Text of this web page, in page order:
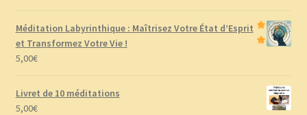
Méditation Labyrinthique : Maîtrisez Votre État d’Esprit
et Transformez Votre Vie !
5,00€
Livret de 10 méditations
5,00€